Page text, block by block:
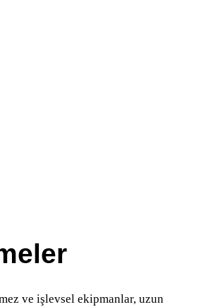
ve işlevsel ekipmanlar, uzun